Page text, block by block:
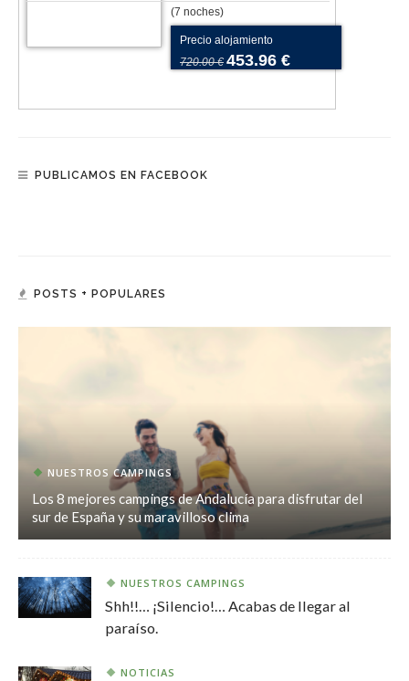
(7 noches)
Precio alojamiento
720.00 € 453.96 €
PUBLICAMOS EN FACEBOOK
POSTS + POPULARES
NUESTROS CAMPINGS
Los 8 mejores campings de Andalucía para disfrutar del
sur de España y su maravilloso clima
NUESTROS CAMPINGS
Shh!!… ¡Silencio!… Acabas de llegar al
paraíso.
NOTICIAS